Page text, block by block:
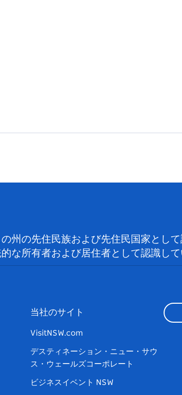
州の先住民族および先住民国家とし
な所有者および居住者として認識して
当社のサイト
VisitNSW.com
デスティネーション・ニュー・サウ
ス・ウェールズコーポレート
ビジネスイベント NSW